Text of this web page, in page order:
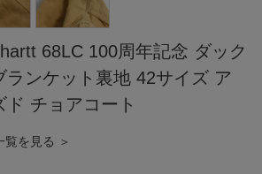
68LC 100周年記念 ダック
ランケット裏地 42サイズ ア
ド チョアコート
を見る ＞